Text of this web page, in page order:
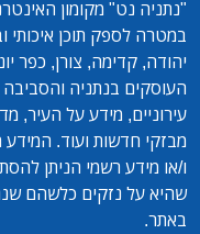
"נתניה נט" מקומון
במטרה לספק תוכן איכותי
יהודה, קדימה, צורן, כפר
העוסקים בנתניה והסביבה
עירוניים, מידע על העיר,
מבזקי חדשות ועוד.
ו/או מידע רשמי הניתן
שהיא על נזקים כלשהם
באתר.